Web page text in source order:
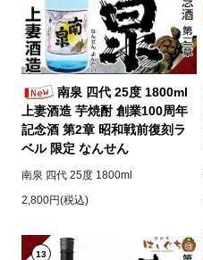
南泉 四代 25度 1800ml
上妻酒造 芋焼酎 創業100周年
記念酒 第2章 昭和戦前復刻ラ
ベル 限定 なんせん
南泉 四代 25度 1800ml
2,800円(税込)
13